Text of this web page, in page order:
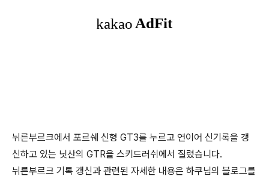
뉘른부르크에서 포르쉐 신형 GT3를 누르고 연이어 신기록을 갱
신하고 있는 닛산의 GTR을 스키드러쉬에서 질렀습니다.
뉘른부르크 기록 갱신과 관련된 자세한 내용은 하쿠님의 블로그를